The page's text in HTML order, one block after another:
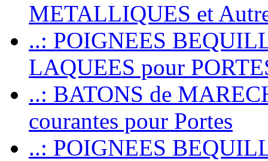
METALLIQUES et
..: POIGNEES
LAQUEES pour
..: BATONS de
courantes pour Portes
..: POIGNEES